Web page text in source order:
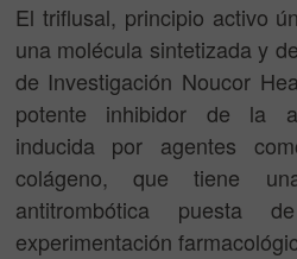
El triflusal, principio activo
una molécula sintetizada y
de Investigación Noucor
potente inhibidor de la
inducida por agentes
colágeno, que tiene
antitrombótica puesta
experimentación